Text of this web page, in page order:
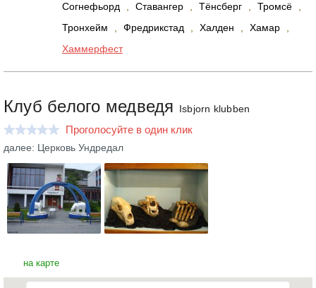
Согнефьорд
Ставангер Тёнсберг Тромсё
Тронхейм
Фредрикстад Халден Хамар
Хаммерфест
Клуб белого медведя Isbjorn klubben
Проголосуйте в один клик
далее: Церковь Ундредал
на карте